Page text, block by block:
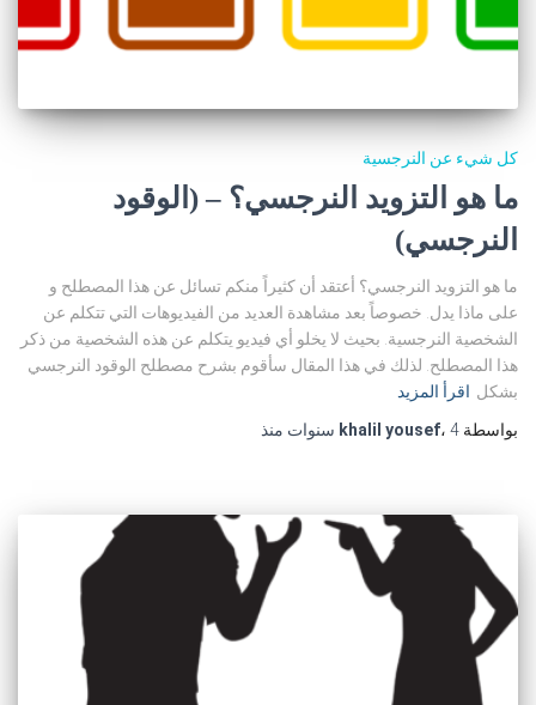
كل شيء عن النرجسية
ما هو التزويد النرجسي؟ – (الوقود
النرجسي)
ما هو التزويد النرجسي؟ أعتقد أن كثيراً منكم تسائل عن هذا المصطلح و
على ماذا يدل. خصوصاً بعد مشاهدة العديد من الفيديوهات التي تتكلم عن
الشخصية النرجسية. بحيث لا يخلو أي فيديو يتكلم عن هذه الشخصية من ذكر
هذا المصطلح. لذلك في هذا المقال سأقوم بشرح مصطلح الوقود النرجسي
بشكل اقرأ المزيد
بواسطة
khalil yousef، 4 سنوات منذ